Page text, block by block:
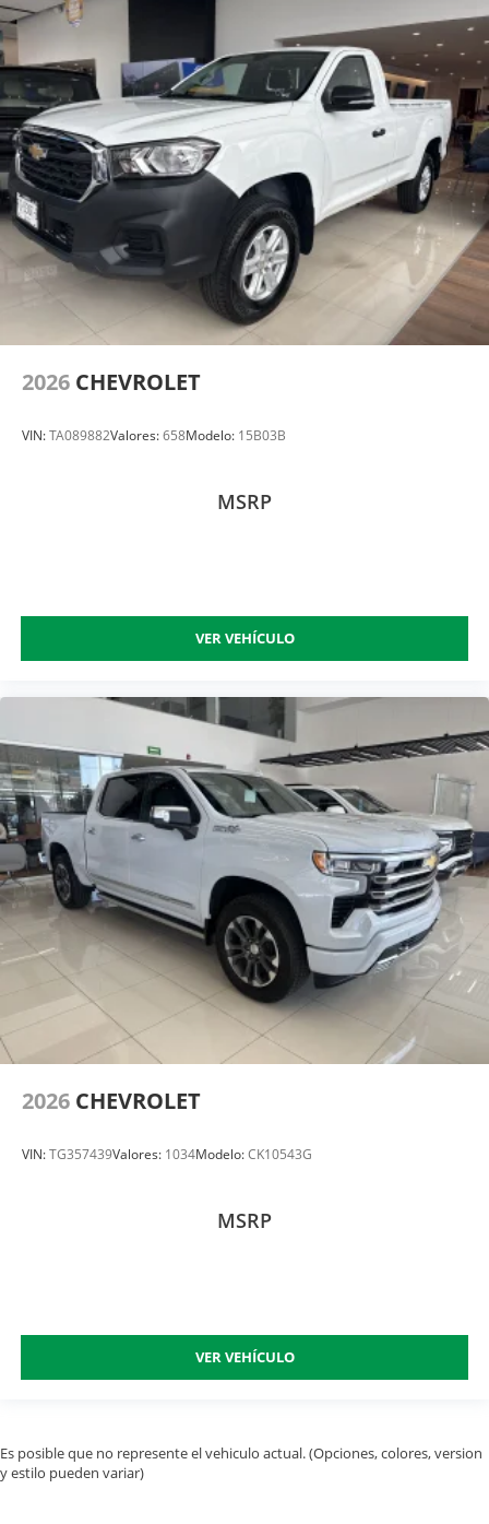
2026 CHEVROLET
VIN:TA089882Valores:658Modelo: 15B03B
MSRP
VER VEHÍCULO
2026 CHEVROLET
VIN:TG357439Valores: 1034Modelo:CK10543G
MSRP
VER VEHÍCULO
Es posible que no represente el vehiculo actual. (Opciones, colores, version
y estilo pueden variar)